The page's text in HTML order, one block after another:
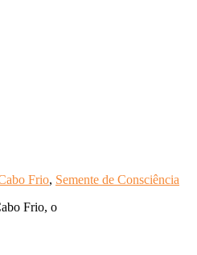
Frio, Semente de Consciência
Frio, o